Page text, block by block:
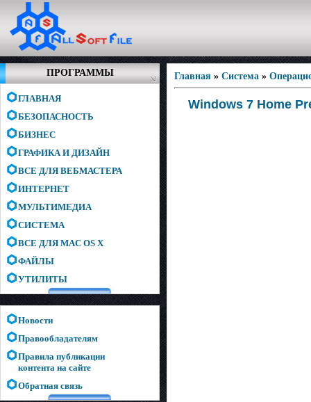
ПРОГРАММЫ
ГЛАВНАЯ
БЕЗОПАСНОСТЬ
БИЗНЕС
ГРАФИКА И ДИЗАЙН
ВСЕ ДЛЯ ВЕБМАСТЕРА
ИНТЕРНЕТ
МУЛЬТИМЕДИА
СИСТЕМА
ВСЕ ДЛЯ MAC OS X
ФАЙЛЫ
УТИЛИТЫ
Новости
Правообладателям
Правила публикации
контента на сайте
Обратная связь
Главная » Система »
Windows 7 Home